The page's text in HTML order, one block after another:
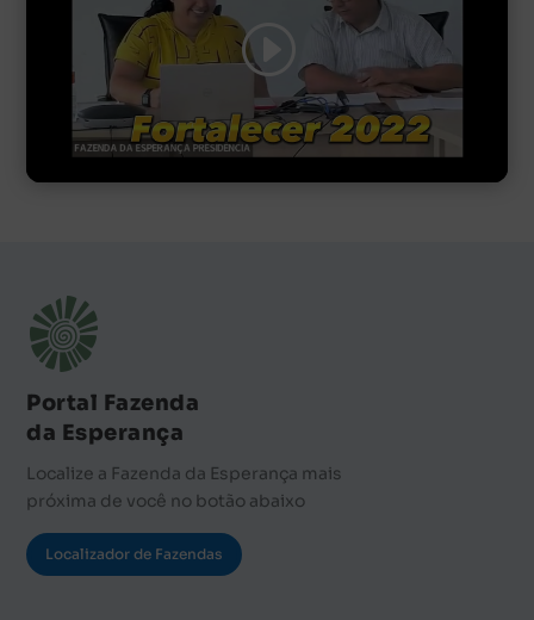
Clique para aceitar os cookies
marketing e ativar este conteúdo
Portal Fazenda
da Esperança
Localize a Fazenda da Esperança mais
próxima de você no botão abaixo
Localizador de Fazendas